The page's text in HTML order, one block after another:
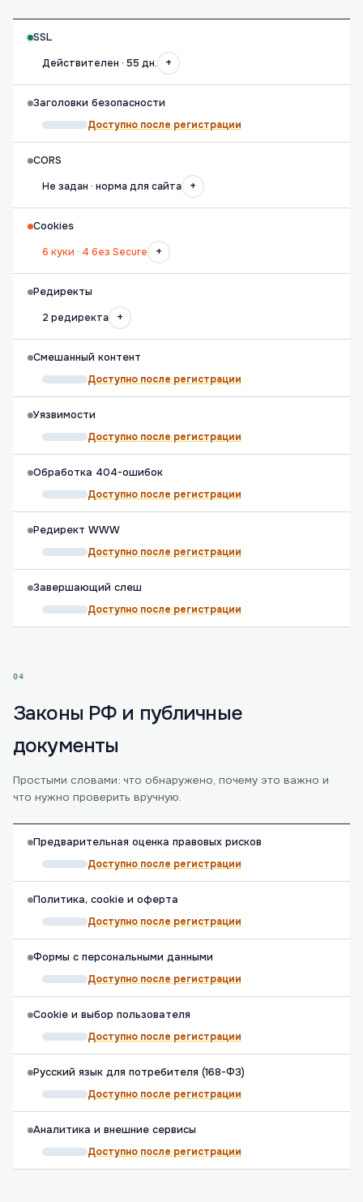
SSL
Действителен · 55 дн.
+
Заголовки безопасности
Доступно после регистрации
CORS
Не задан · норма для сайта
+
Cookies
6 куки · 4 без Secure
+
Редиректы
2 редиректа
+
Смешанный контент
Доступно после регистрации
Уязвимости
Доступно после регистрации
Обработка 404-ошибок
Доступно после регистрации
Редирект WWW
Доступно после регистрации
Завершающий слеш
Доступно после регистрации
04
Законы РФ и публичные
документы
Простыми словами: что обнаружено, почему это важно и
что нужно проверить вручную.
Предварительная оценка правовых рисков
Доступно после регистрации
Политика, cookie и оферта
Доступно после регистрации
Формы с персональными данными
Доступно после регистрации
Cookie и выбор пользователя
Доступно после регистрации
Русский язык для потребителя (168-ФЗ)
Доступно после регистрации
Аналитика и внешние сервисы
Доступно после регистрации